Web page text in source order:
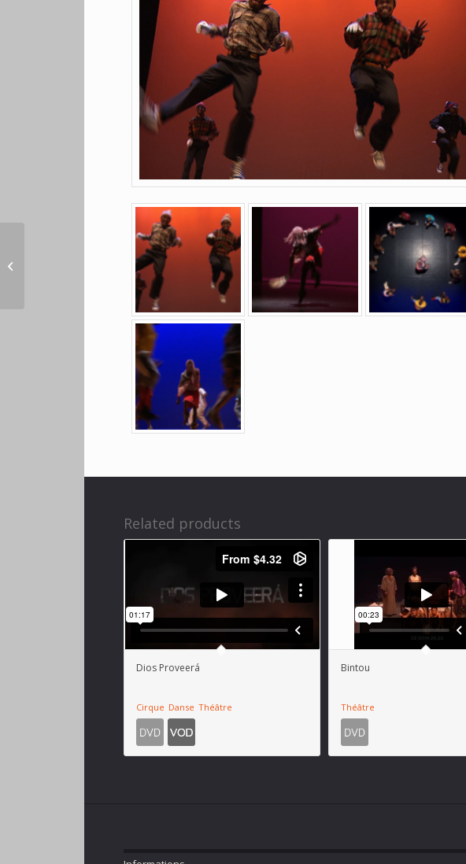
Related products
Dios Proveerá
Cirque Danse Théâtre
Bintou
Théâtre